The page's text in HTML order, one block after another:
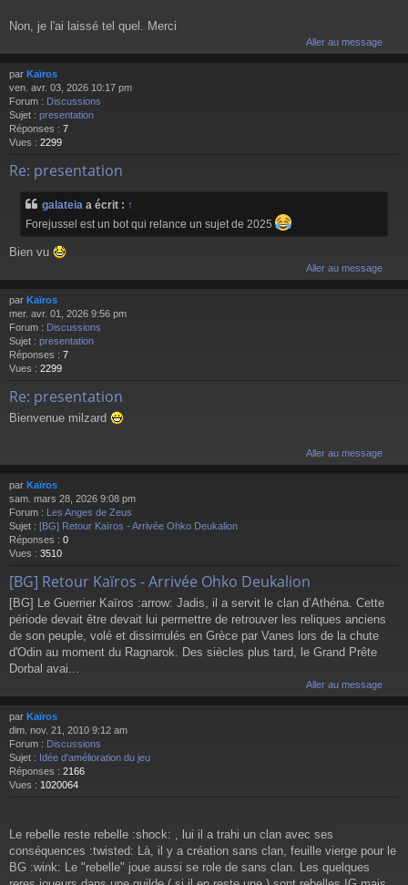
Non, je l'ai laissé tel quel. Merci
Aller au message
par Kaïros
ven. avr. 03, 2026 10:17 pm
Forum : Discussions
Sujet : presentation
Réponses : 7
Vues : 2299
Re: presentation
galateia a écrit : ↑
Forejussel est un bot qui relance un sujet de 2025
Bien vu
Aller au message
par Kaïros
mer. avr. 01, 2026 9:56 pm
Forum : Discussions
Sujet : presentation
Réponses : 7
Vues : 2299
Re: presentation
Bienvenue milzard
Aller au message
par Kaïros
sam. mars 28, 2026 9:08 pm
Forum : Les Anges de Zeus
Sujet : [BG] Retour Kaïros - Arrivée Ohko Deukalion
Réponses : 0
Vues : 3510
[BG] Retour Kaïros - Arrivée Ohko Deukalion
[BG] Le Guerrier Kaïros :arrow: Jadis, il a servit le clan d’Athéna. Cette
période devait être devait lui permettre de retrouver les reliques anciens
de son peuple, volé et dissimulés en Grèce par Vanes lors de la chute
d'Odin au moment du Ragnarok. Des siècles plus tard, le Grand Prête
Dorbal avai...
Aller au message
par Kaïros
dim. nov. 21, 2010 9:12 am
Forum : Discussions
Sujet : Idée d'amélioration du jeu
Réponses : 2166
Vues : 1020064
Le rebelle reste rebelle :shock: , lui il a trahi un clan avec ses
conséquences :twisted: Là, il y a création sans clan, feuille vierge pour le
BG :wink: Le "rebelle" joue aussi se role de sans clan. Les quelques